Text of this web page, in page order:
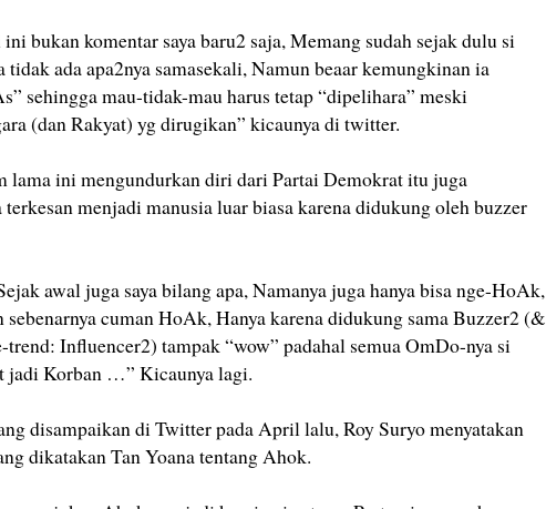
bukan komentar saya baru2 saja, Memang sudah sejak dulu si
tidak ada apa2nya samasekali, Namun beaar kemungkinan ia
sehingga mau-tidak-mau harus tetap “dipelihara” meski
(dan Rakyat) yg dirugikan” kicaunya di twitter.
lama ini mengundurkan diri dari Partai Demokrat itu juga
menjadi manusia luar biasa karena didukung oleh buzzer
awal juga saya bilang apa, Namanya juga hanya bisa nge-HoAk,
cuman HoAk, Hanya karena didukung sama Buzzer2 (&
trend: Influencer2) tampak “wow” padahal semua OmDo-nya si
jadi Korban …” Kicaunya lagi.
disampaikan di Twitter pada April lalu, Roy Suryo menyatakan
dikatakan Tan Yoana tentang Ahok.